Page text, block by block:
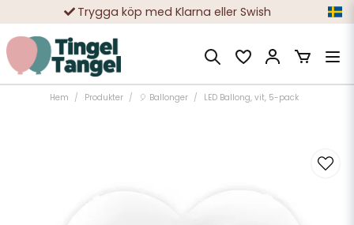
Trygga köp med Klarna eller Swish
10 000-tals nöjda kunder
Hem Produkter 🎈 Ballonger LED Ballong, vit, 5-pack